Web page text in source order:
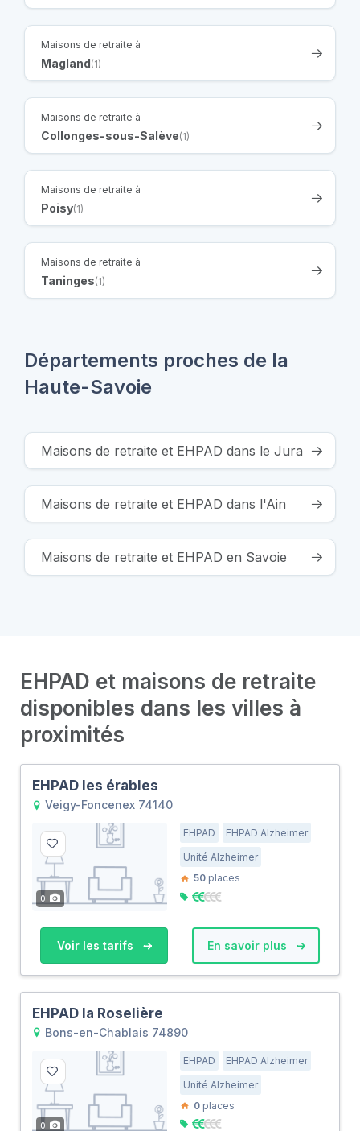
Maisons de retraite à
Magland(1)
Maisons de retraite à
Collonges-sous-Salève(1)
Maisons de retraite à
Poisy(1)
Maisons de retraite à
Taninges(1)
Départements proches de la
Haute-Savoie
Maisons de retraite et EHPAD dans le Jura
Maisons de retraite et EHPAD dans l'Ain
Maisons de retraite et EHPAD en Savoie
EHPAD et maisons de retraite
disponibles dans les villes à
proximités
EHPAD les érables
Veigy-Foncenex 74140
0
EHPAD
EHPAD Alzheimer
Unité Alzheimer
50 places
Voir les tarifs En savoir plus
EHPAD la Roselière
Bons-en-Chablais 74890
0
EHPAD
EHPAD Alzheimer
Unité Alzheimer
0 places